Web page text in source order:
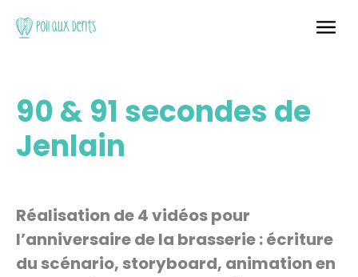
90 & 91 secondes de
Jenlain
Réalisation de 4 vidéos pour
l’anniversaire de la brasserie : écriture
du scénario, storyboard, animation en